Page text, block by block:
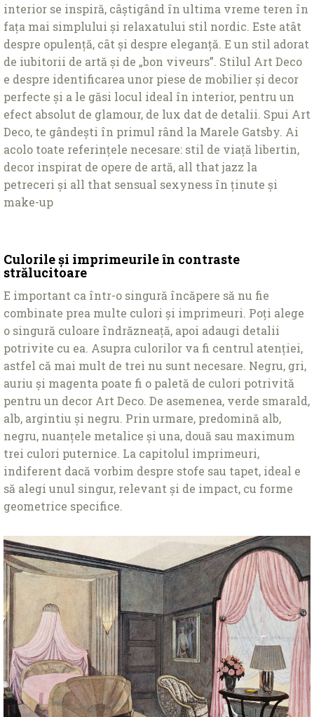
interior se inspiră, câștigând în ultima vreme teren în
fața mai simplului și relaxatului stil nordic. Este atât
despre opulență, cât și despre eleganță. E un stil adorat
de iubitorii de artă și de „bon viveurs”. Stilul Art Deco
e despre identificarea unor piese de mobilier și decor
perfecte și a le găsi locul ideal în interior, pentru un
efect absolut de glamour, de lux dat de detalii. Spui Art
Deco, te gândești în primul rând la Marele Gatsby. Ai
acolo toate referințele necesare: stil de viață libertin,
decor inspirat de opere de artă, all that jazz la
petreceri și all that sensual sexyness în ținute și
make-up
Culorile și imprimeurile în contraste
strălucitoare
E important ca într-o singură încăpere să nu fie
combinate prea multe culori și imprimeuri. Poţi alege
o singură culoare îndrăzneaţă, apoi adaugi detalii
potrivite cu ea. Asupra culorilor va fi centrul atenţiei,
astfel că mai mult de trei nu sunt necesare. Negru, gri,
auriu și magenta poate fi o paletă de culori potrivită
pentru un decor Art Deco. De asemenea, verde smarald,
alb, argintiu și negru. Prin urmare, predomină alb,
negru, nuanţele metalice și una, două sau maximum
trei culori puternice. La capitolul imprimeuri,
indiferent dacă vorbim despre stofe sau tapet, ideal e
să alegi unul singur, relevant și de impact, cu forme
geometrice specifice.